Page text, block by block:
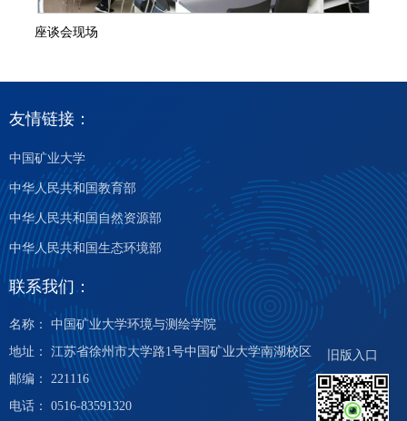
座谈会现场
友情链接：
中国矿业大学
中华人民共和国教育部
中华人民共和国自然资源部
中华人民共和国生态环境部
联系我们：
名称： 中国矿业大学环境与测绘学院
地址： 江苏省徐州市大学路1号中国矿业大学南湖校区
邮编： 221116
电话： 0516-83591320
旧版入口